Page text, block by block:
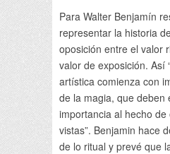
Para Walter Benjamín
representar la historia
oposición entre el valor
valor de exposición. Así
artística comienza con
de la magia, que deben
importancia al hecho
vistas”. Benjamin hace
de lo ritual y prevé que